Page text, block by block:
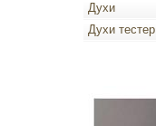
Духи
Духи тестер